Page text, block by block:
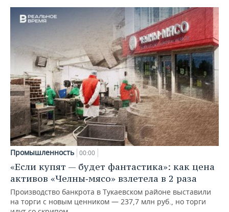
Промышленность 00:00
«Если купят — будет фантастика»: как цена
активов «Челны‑мясо» взлетела в 2 раза
Производство банкрота в Тукаевском районе выставили
на торги с новым ценником — 237,7 млн руб., но торги